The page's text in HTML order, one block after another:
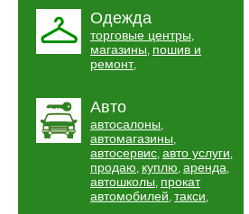
Одежда
торговые центры,
магазины, пошив и
ремонт,
Авто
автосалоны,
автомагазины,
автосервис, авто услуги,
продаю, куплю, аренда,
автошколы, прокат
автомобилей, такси,